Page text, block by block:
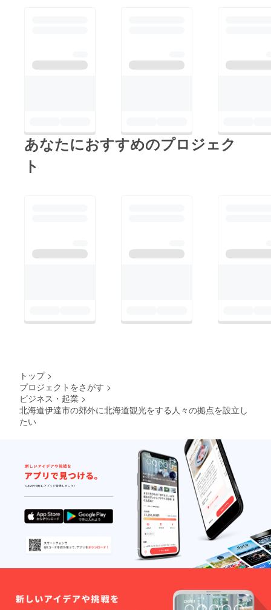
あなたにおすすめのプロジェク
ト
トップ >
プロジェクトをさがす >
ビジネス・起業 >
北海道伊達市の郊外に北海道観光をする人々の拠点を設立し
たい